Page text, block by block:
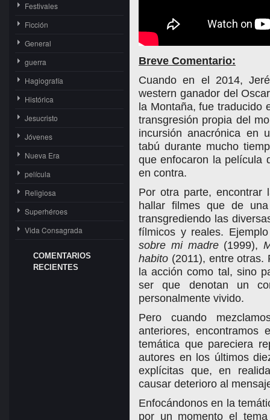
Festivales
Ficción
General
guerra
Hagiografía
Histórica
Jesucristo
Jóvenes
Nueva Era
película
Religiosa
Superhéroes
Vida Consagrada
COMENTARIOS
RECIENTES
Breve Comentario:
Cuando en el 2014,
western ganador del
la Montaña, fue traducido
transgresión propia del
incursión anacrónica en
tabú durante mucho
que enfocaron la película
en contra.
Por otra parte, encontrar
hallar filmes que de
transgrediendo las
fílmicos y reales.
sobre mi madre(1999),
habito (2011), entre otras.
la acción como tal, sino
ser que denotan un
personalmente vivido.
Pero cuando
anteriores, encontramos
temática que pareciera
autores en los últimos
explícitas que, en
causar deterioro al
Enfocándonos en la
por un momento el